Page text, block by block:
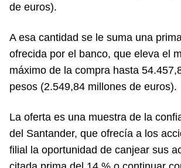
de euros).
A esa cantidad se le suma una
ofrecida por el banco, que eleva el
máximo de la compra hasta
pesos (2.549,84 millones de euros).
La oferta es una muestra de la
del Santander, que ofrecía a los
filial la oportunidad de canjear sus